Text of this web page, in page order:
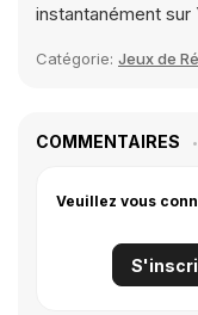
instantanément sur
Catégorie: Jeux de
COMMENTAIRES
Veuillez vous